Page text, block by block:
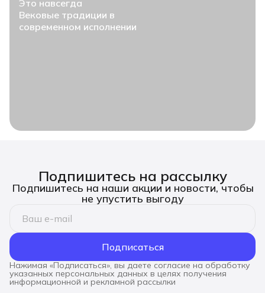
Это навсегда
Вековые традиции в
современном исполнении
Подпишитесь на рассылку
Подпишитесь на наши акции и новости, чтобы
не упустить выгоду
Подписаться
Нажимая «Подписаться», вы даете согласие на обработку
указанных персональных данных в целях получения
информационной и рекламной рассылки